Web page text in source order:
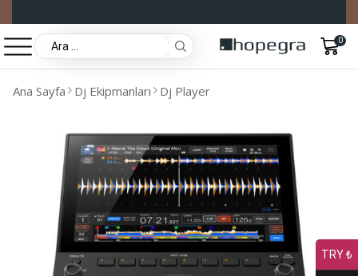
0
Ana Sayfa Dj Ekipmanları Dj Player
TRY ₺